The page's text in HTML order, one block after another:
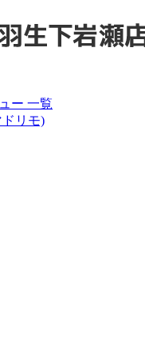
ー 一覧
リモ)